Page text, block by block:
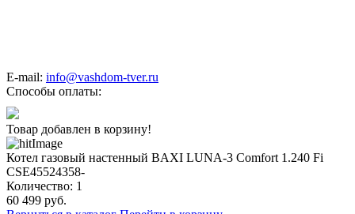
E-mail: info@vashdom-tver.ru
Способы оплаты:
Товар добавлен в корзину!
Котел газовый настенный BAXI LUNA-3 Comfort 1.240 Fi
CSE45524358-
Количество: 1
60 499 руб.